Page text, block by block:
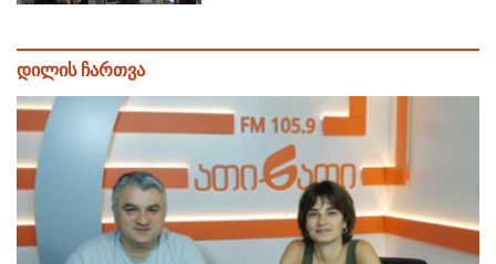
დილის ჩართვა